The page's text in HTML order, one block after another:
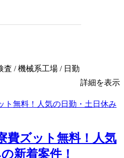
査 / 機械系工場 / 日勤
詳細を表示
費ズット無料！人気
新着案件！